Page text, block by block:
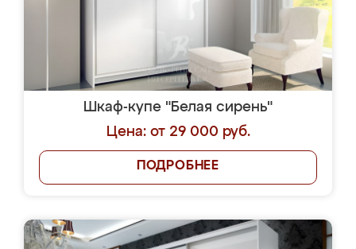
Шкаф-купе "Белая сирень"
Цена: от 29 000 руб.
ПОДРОБНЕЕ